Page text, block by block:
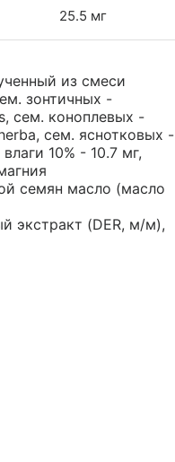
25.5 мг
из смеси
зонтичных -
сем. коноплевых -
сем. яснотковых -
10% - 10.7 мг,
семян масло (масло
экстракт (DER, м/м),